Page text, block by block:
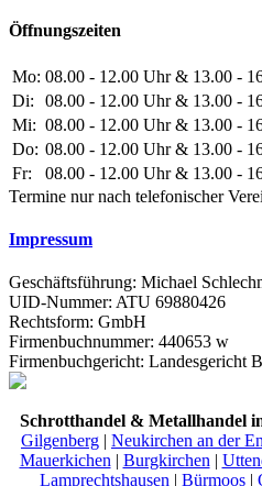
Öffnungszeiten
Mo: 08.00 - 12.00 Uhr & 13.00 -
Di:
08.00 - 12.00 Uhr & 13.00 -
Mi: 08.00 - 12.00 Uhr & 13.00 -
Do: 08.00 - 12.00 Uhr & 13.00 -
Fr:
08.00 - 12.00 Uhr & 13.00 -
Termine nur nach telefonischer
Impressum
Geschäftsführung: Michael
UID-Nummer: ATU 69880426
Rechtsform: GmbH
Firmenbuchnummer: 440653 w
Firmenbuchgericht: Landesgericht
Schrotthandel & Metallhandel
Gilgenberg | Neukirchen an der
Mauerkichen| Burgkirchen|
Lamprechtshausen | Bürmoos |